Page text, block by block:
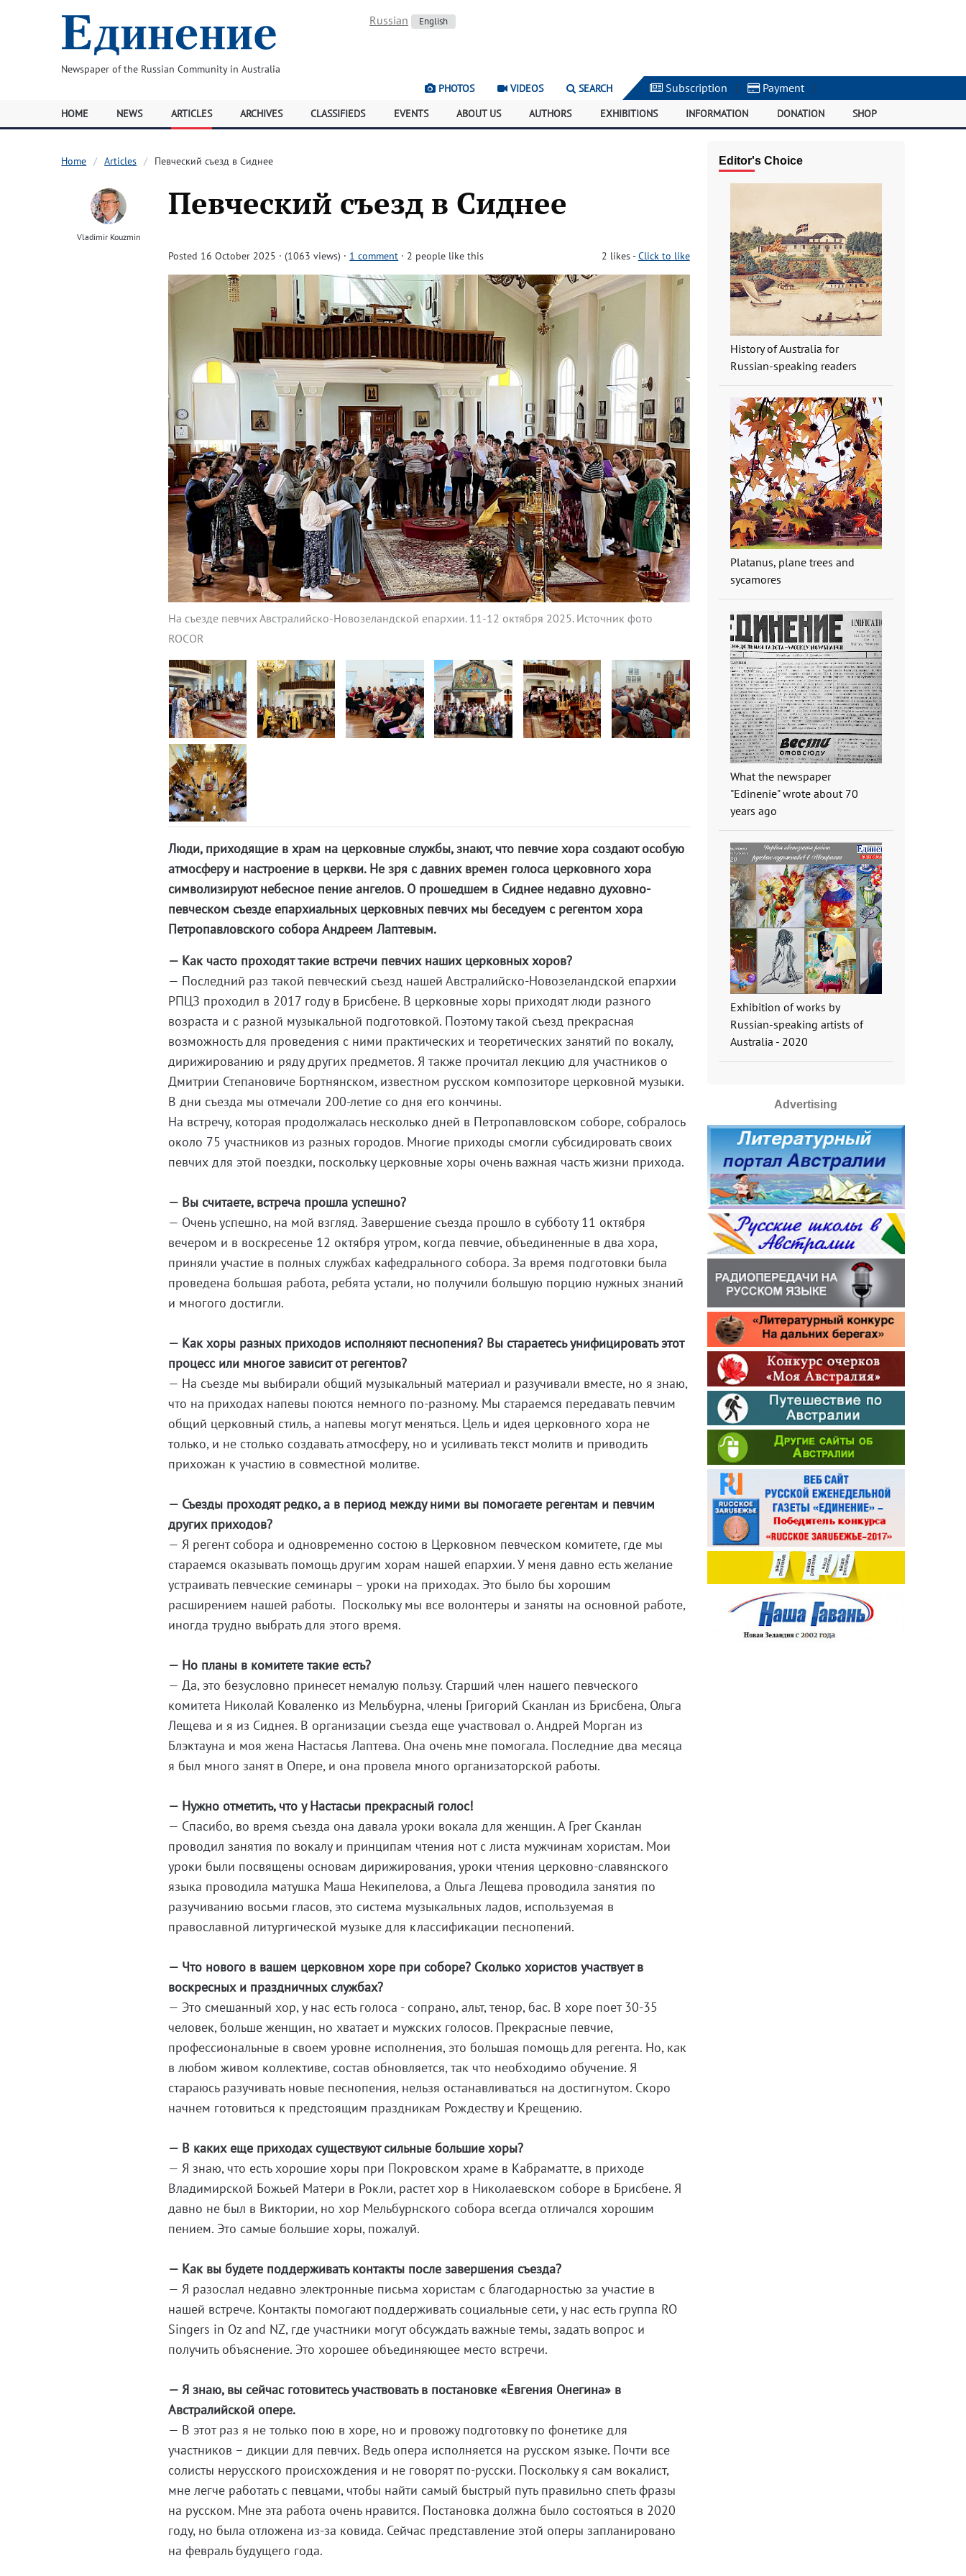
Newspaper of the Russian Community in Australia
Russian English
PHOTOS VIDEOS SEARCH Subscription | Payment |
HOME NEWS ARTICLES ARCHIVES CLASSIFIEDS EVENTS ABOUT US AUTHORS EXHIBITIONS INFORMATION DONATION SHOP
Home Articles Певческий съезд в Сиднее
Vladimir Kouzmin
Певческий съезд в Сиднее
Posted 16 October 2025 · (1063 views) · 1 comment · 2 people like this 2 likes-Click to like
На съезде певчих Австралийско-Новозеландской епархии. 11-12 октября 2025. Источник фото
ROCOR
Люди, приходящие в храм на церковные службы, знают, что певчие хора создают особую
атмосферу и настроение в церкви. Не зря с давних времен голоса церковного хора
символизируют небесное пение ангелов. О прошедшем в Сиднее недавно духовно-
певческом съезде епархиальных церковных певчих мы беседуем с регентом хора
Петропавловского собора Андреем Лаптевым.
— Как часто проходят такие встречи певчих наших церковных хоров?
— Последний раз такой певческий съезд нашей Австралийско-Новозеландской епархии
РПЦЗ проходил в 2017 году в Брисбене. В церковные хоры приходят люди разного
возраста и с разной музыкальной подготовкой. Поэтому такой съезд прекрасная
возможность для проведения с ними практических и теоретических занятий по вокалу,
дирижированию и ряду других предметов. Я также прочитал лекцию для участников о
Дмитрии Степановиче Бортнянском, известном русском композиторе церковной музыки.
В дни съезда мы отмечали 200-летие со дня его кончины.
На встречу, которая продолжалась несколько дней в Петропавловском соборе, собралось
около 75 участников из разных городов. Многие приходы смогли субсидировать своих
певчих для этой поездки, поскольку церковные хоры очень важная часть жизни прихода.
— Вы считаете, встреча прошла успешно?
— Очень успешно, на мой взгляд. Завершение съезда прошло в субботу 11 октября
вечером и в воскресенье 12 октября утром, когда певчие, объединенные в два хора,
приняли участие в полных службах кафедрального собора. За время подготовки была
проведена большая работа, ребята устали, но получили большую порцию нужных знаний
и многого достигли.
— Как хоры разных приходов исполняют песнопения? Вы стараетесь унифицировать этот
процесс или многое зависит от регентов?
— На съезде мы выбирали общий музыкальный материал и разучивали вместе, но я знаю,
что на приходах напевы поются немного по-разному. Мы стараемся передавать певчим
общий церковный стиль, а напевы могут меняться. Цель и идея церковного хора не
только, и не столько создавать атмосферу, но и усиливать текст молитв и приводить
прихожан к участию в совместной молитве.
— Съезды проходят редко, а в период между ними вы помогаете регентам и певчим
других приходов?
— Я регент собора и одновременно состою в Церковном певческом комитете, где мы
стараемся оказывать помощь другим хорам нашей епархии. У меня давно есть желание
устраивать певческие семинары – уроки на приходах. Это было бы хорошим
расширением нашей работы. Поскольку мы все волонтеры и заняты на основной работе,
иногда трудно выбрать для этого время.
— Но планы в комитете такие есть?
— Да, это безусловно принесет немалую пользу. Старший член нашего певческого
комитета Николай Коваленко из Мельбурна, члены Григорий Сканлан из Брисбена, Ольга
Лещева и я из Сиднея. В организации съезда еще участвовал о. Андрей Морган из
Блэктауна и моя жена Настасья Лаптева. Она очень мне помогала. Последние два месяца
я был много занят в Опере, и она провела много организаторской работы.
— Нужно отметить, что у Настасьи прекрасный голос!
— Спасибо, во время съезда она давала уроки вокала для женщин. А Грег Сканлан
проводил занятия по вокалу и принципам чтения нот с листа мужчинам хористам. Мои
уроки были посвящены основам дирижирования, уроки чтения церковно-славянского
языка проводила матушка Маша Некипелова, а Ольга Лещева проводила занятия по
разучиванию восьми гласов, это система музыкальных ладов, используемая в
православной литургической музыке для классификации песнопений.
— Что нового в вашем церковном хоре при соборе? Сколько хористов участвует в
воскресных и праздничных службах?
— Это смешанный хор, у нас есть голоса - сопрано, альт, тенор, бас. В хоре поет 30-35
человек, больше женщин, но хватает и мужских голосов. Прекрасные певчие,
профессиональные в своем уровне исполнения, это большая помощь для регента. Но, как
в любом живом коллективе, состав обновляется, так что необходимо обучение. Я
стараюсь разучивать новые песнопения, нельзя останавливаться на достигнутом. Скоро
начнем готовиться к предстоящим праздникам Рождеству и Крещению.
— В каких еще приходах существуют сильные большие хоры?
— Я знаю, что есть хорошие хоры при Покровском храме в Кабраматте, в приходе
Владимирской Божьей Матери в Рокли, растет хор в Николаевском соборе в Брисбене. Я
давно не был в Виктории, но хор Мельбурнского собора всегда отличался хорошим
пением. Это самые большие хоры, пожалуй.
— Как вы будете поддерживать контакты после завершения съезда?
— Я разослал недавно электронные письма хористам с благодарностью за участие в
нашей встрече. Контакты помогают поддерживать социальные сети, у нас есть группа RO
Singers in Oz and NZ, где участники могут обсуждать важные темы, задать вопрос и
получить объяснение. Это хорошее объединяющее место встречи.
— Я знаю, вы сейчас готовитесь участвовать в постановке «Евгения Онегина» в
Австралийской опере.
— В этот раз я не только пою в хоре, но и провожу подготовку по фонетике для
участников – дикции для певчих. Ведь опера исполняется на русском языке. Почти все
солисты нерусского происхождения и не говорят по-русски. Поскольку я сам вокалист,
мне легче работать с певцами, чтобы найти самый быстрый путь правильно спеть фразы
на русском. Мне эта работа очень нравится. Постановка должна было состояться в 2020
году, но была отложена из-за ковида. Сейчас представление этой оперы запланировано
на февраль будущего года.
Editor's Choice
History of Australia for
Russian-speaking readers
Platanus, plane trees and
sycamores
What the newspaper
"Edinenie" wrote about 70
years ago
Exhibition of works by
Russian-speaking artists of
Australia - 2020
Advertising